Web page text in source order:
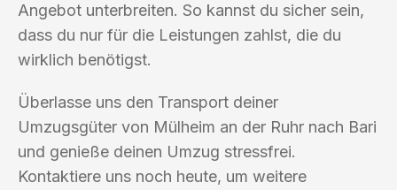
Angebot unterbreiten. So kannst du sicher sein,
dass du nur für die Leistungen zahlst, die du
wirklich benötigst.
Überlasse uns den Transport deiner
Umzugsgüter von Mülheim an der Ruhr nach Bari
und genieße deinen Umzug stressfrei.
Kontaktiere uns noch heute, um weitere